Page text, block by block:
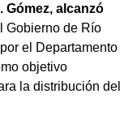
Gómez, alcanzó
Gobierno de Río
el Departamento
objetivo
la distribución del